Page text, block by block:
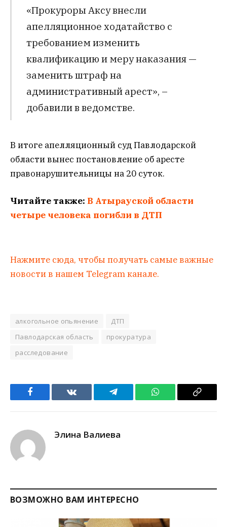
«Прокуроры Аксу внесли
апелляционное ходатайство с
требованием изменить
квалификацию и меру наказания —
заменить штраф на
административный арест», –
добавили в ведомстве.
В итоге апелляционный суд Павлодарской
области вынес постановление об аресте
правонарушительницы на 20 суток.
Читайте также: В Атырауской области
четыре человека погибли в ДТП
Нажмите сюда, чтобы получать самые важные
новости в нашем Telegram канале.
алкогольное опьянение
ДТП
Павлодарская область
прокуратура
расследование
Facebook VKontakteTelegram WhatsApp Copy
Элина Валиева
ВОЗМОЖНО ВАМ ИНТЕРЕСНО